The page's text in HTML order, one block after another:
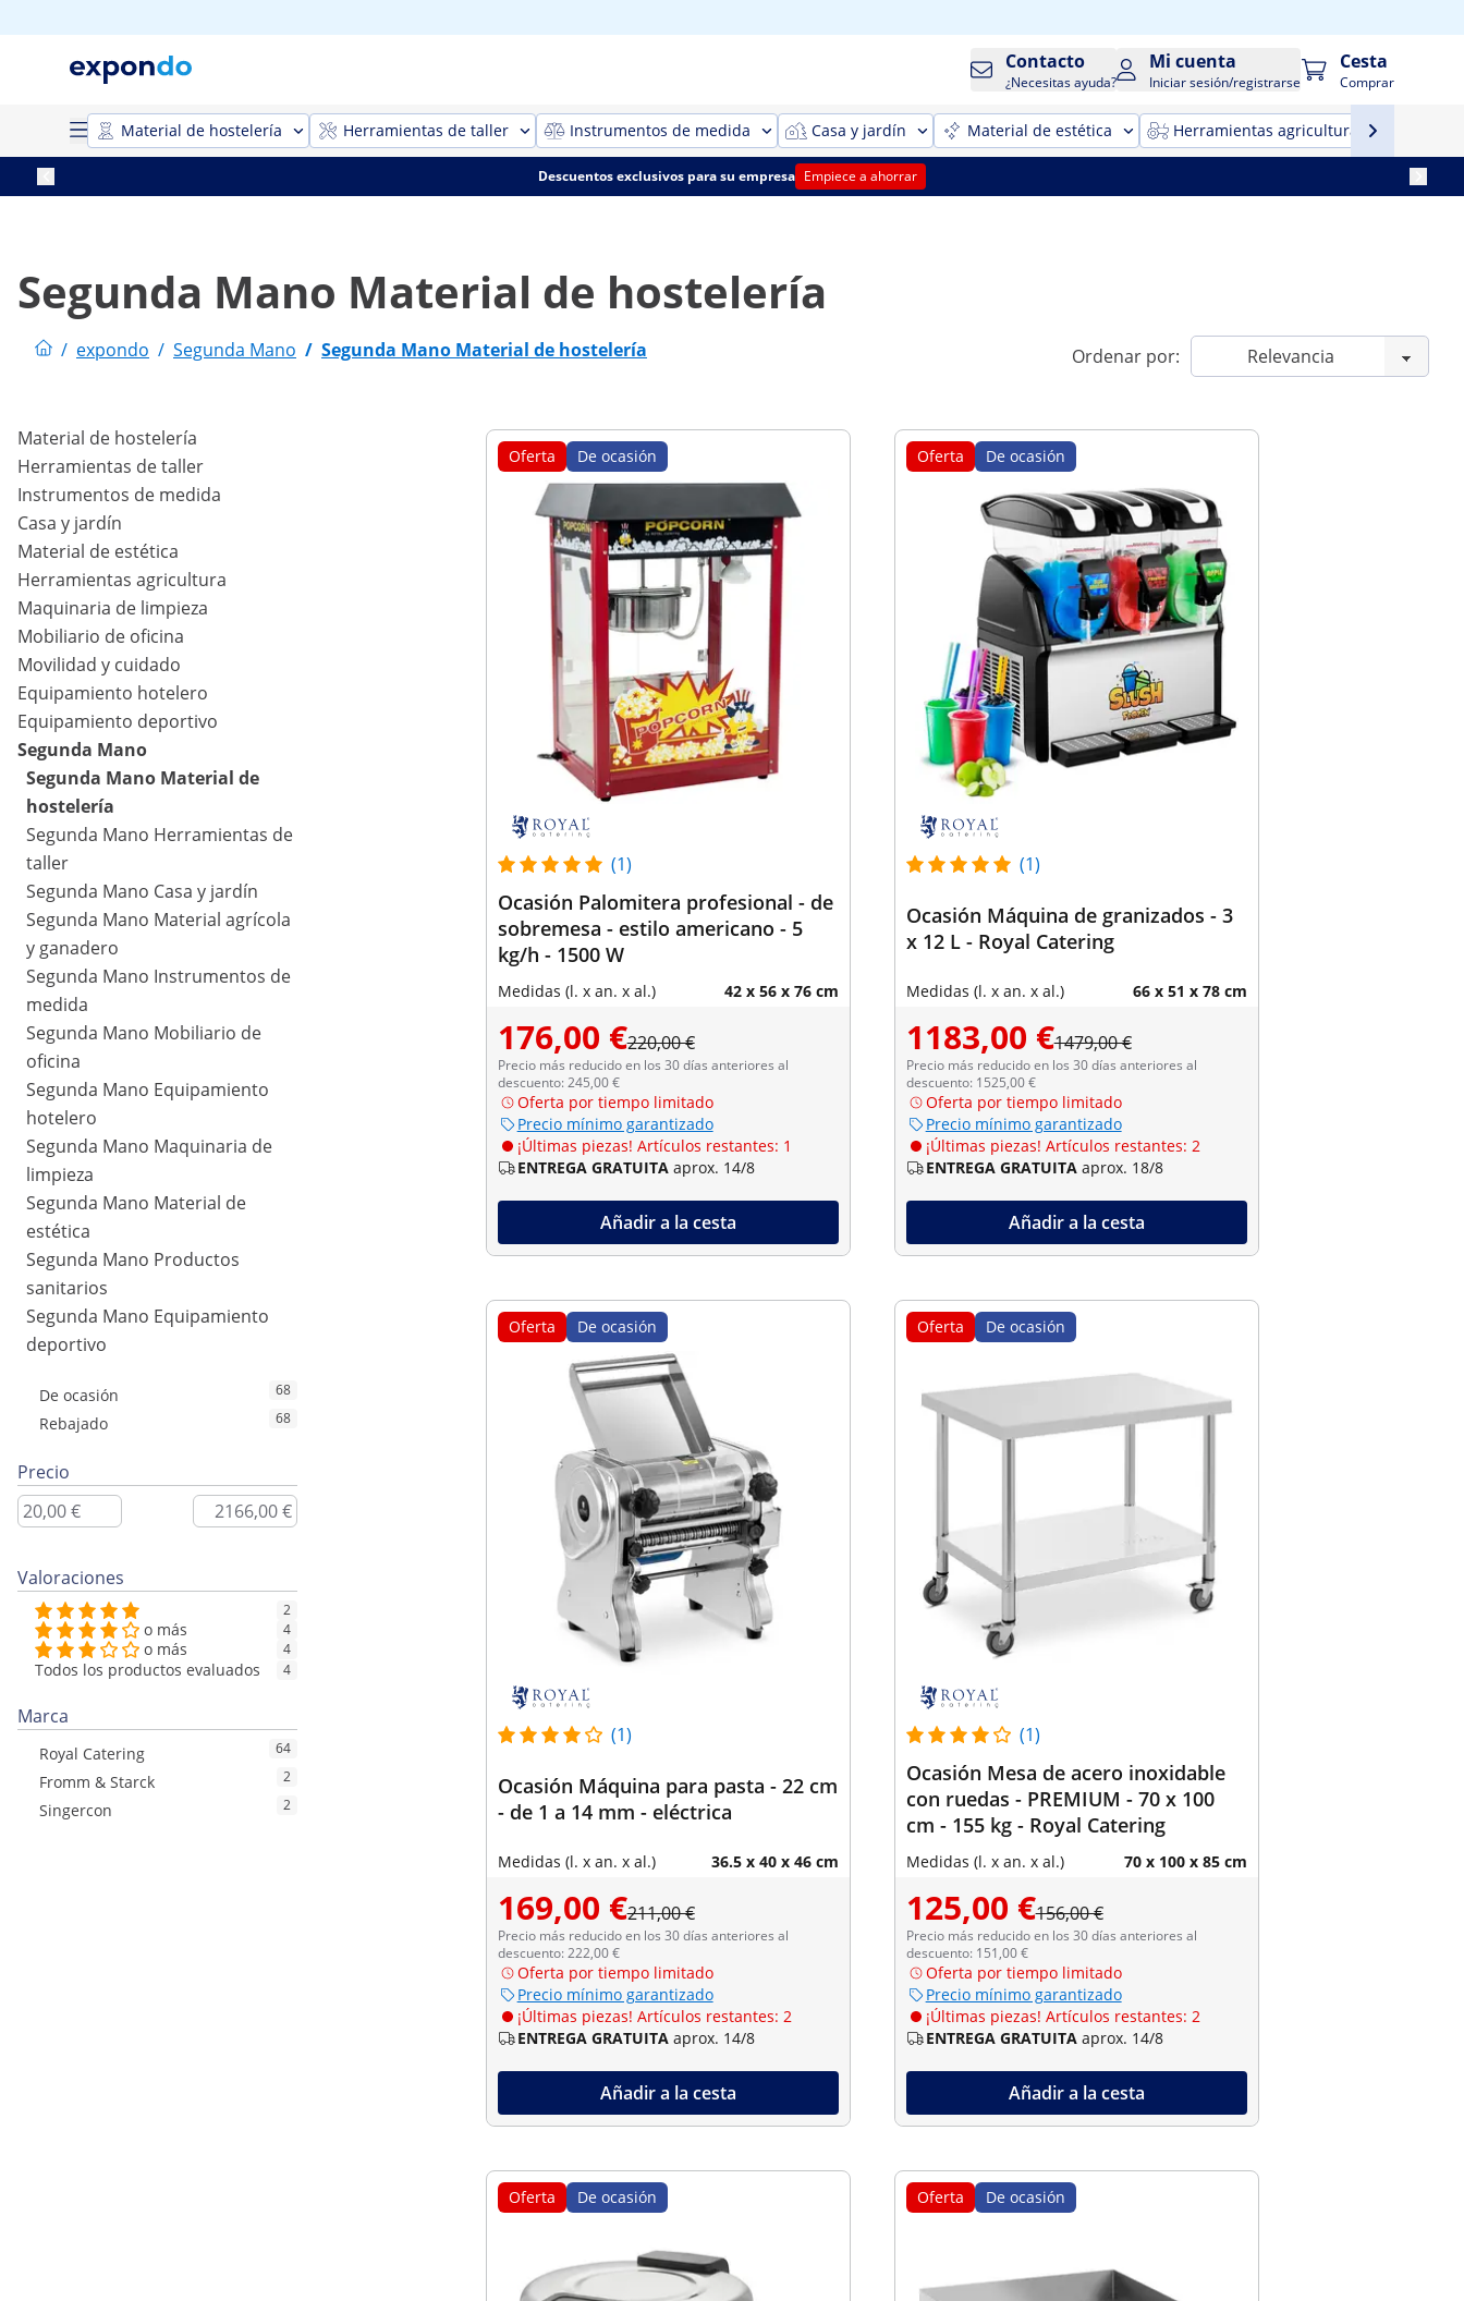
Contacto
¿Necesitas ayuda?
Mi cuenta
Iniciar sesión/registrarse
Cesta
Comprar
Material de hostelería Herramientas de taller Instrumentos de medida Casa y jardín Material de estética Herramientas agricultura
Descuentos exclusivos para su empresa Empiece a ahorrar
Segunda Mano Material de hostelería
/ expondo / Segunda Mano / Segunda Mano Material de hostelería Ordenar por:
Material de hostelería
Herramientas de taller
Instrumentos de medida
Casa y jardín
Material de estética
Herramientas agricultura
Maquinaria de limpieza
Mobiliario de oficina
Movilidad y cuidado
Equipamiento hotelero
Equipamiento deportivo
Segunda Mano
Segunda Mano Material de
hostelería
Segunda Mano Herramientas de
taller
Segunda Mano Casa y jardín
Segunda Mano Material agrícola
y ganadero
Segunda Mano Instrumentos de
medida
Segunda Mano Mobiliario de
oficina
Segunda Mano Equipamiento
hotelero
Segunda Mano Maquinaria de
limpieza
Segunda Mano Material de
estética
Segunda Mano Productos
sanitarios
Segunda Mano Equipamiento
deportivo
De ocasión 68
Rebajado 68
Precio
Valoraciones
2
o más 4
o más 4
Todos los productos evaluados 4
Marca
Royal Catering 64
Fromm & Starck 2
Singercon 2
Oferta De ocasión
(1)
Ocasión Palomitera profesional - de
sobremesa - estilo americano - 5
kg/h - 1500 W
Medidas (l. x an. x al.) 42 x 56 x 76 cm
176,00 €220,00 €
Precio más reducido en los 30 días anteriores al
descuento: 245,00 €
Oferta por tiempo limitado
Precio mínimo garantizado
¡Últimas piezas! Artículos restantes: 1
ENTREGA GRATUITA aprox. 14/8
Añadir a la cesta
Oferta De ocasión
(1)
Ocasión Máquina de granizados - 3
x 12 L - Royal Catering
Medidas (l. x an. x al.) 66 x 51 x 78 cm
1183,00 €1479,00 €
Precio más reducido en los 30 días anteriores al
descuento: 1525,00 €
Oferta por tiempo limitado
Precio mínimo garantizado
¡Últimas piezas! Artículos restantes: 2
ENTREGA GRATUITA aprox. 18/8
Añadir a la cesta
Oferta De ocasión
(1)
Ocasión Máquina para pasta - 22 cm
- de 1 a 14 mm - eléctrica
Medidas (l. x an. x al.) 36.5 x 40 x 46 cm
169,00 €211,00 €
Precio más reducido en los 30 días anteriores al
descuento: 222,00 €
Oferta por tiempo limitado
Precio mínimo garantizado
¡Últimas piezas! Artículos restantes: 2
ENTREGA GRATUITA aprox. 14/8
Añadir a la cesta
Oferta De ocasión
(1)
Ocasión Mesa de acero inoxidable
con ruedas - PREMIUM - 70 x 100
cm - 155 kg - Royal Catering
Medidas (l. x an. x al.) 70 x 100 x 85 cm
125,00 €156,00 €
Precio más reducido en los 30 días anteriores al
descuento: 151,00 €
Oferta por tiempo limitado
Precio mínimo garantizado
¡Últimas piezas! Artículos restantes: 2
ENTREGA GRATUITA aprox. 14/8
Añadir a la cesta
Oferta De ocasión Oferta De ocasión